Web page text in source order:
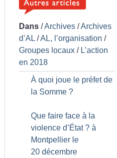
Dans /Archives /Archives
d’AL /AL, l’organisation /
Groupes locaux / L’action
en 2018
À quoi joue le préfet de
la Somme ?
Que faire face à la
violence d’État ? à
Montpellier le
20 décembre